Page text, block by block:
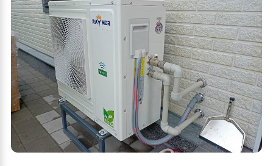
моноблок Raymer RAY-07MN, який має достатню
потужність для забезпечення опалення, за умови
встановлення фанкойлів охолодження та гаряче
водопостачання.